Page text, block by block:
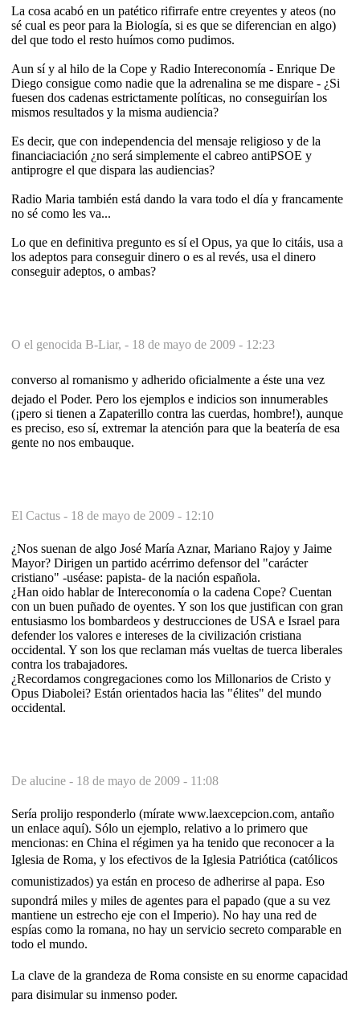
La cosa acabó en un patético rifirrafe entre creyentes y ateos (no
sé cual es peor para la Biología, si es que se diferencian en algo)
del que todo el resto huímos como pudimos.
Aun sí y al hilo de la Cope y Radio Intereconomía - Enrique De
Diego consigue como nadie que la adrenalina se me dispare - ¿Si
fuesen dos cadenas estrictamente políticas, no conseguirían los
mismos resultados y la misma audiencia?
Es decir, que con independencia del mensaje religioso y de la
financiaciación ¿no será simplemente el cabreo antiPSOE y
antiprogre el que dispara las audiencias?
Radio Maria también está dando la vara todo el día y francamente
no sé como les va...
Lo que en definitiva pregunto es sí el Opus, ya que lo citáis, usa a
los adeptos para conseguir dinero o es al revés, usa el dinero
conseguir adeptos, o ambas?
O el genocida B-Liar, - 18 de mayo de 2009 - 12:23
converso al romanismo y adherido oficialmente a éste una vez
dejado el Poder. Pero los ejemplos e indicios son innumerables
(¡pero si tienen a Zapaterillo contra las cuerdas, hombre!), aunque
es preciso, eso sí, extremar la atención para que la beatería de esa
gente no nos embauque.
El Cactus - 18 de mayo de 2009 - 12:10
¿Nos suenan de algo José María Aznar, Mariano Rajoy y Jaime
Mayor? Dirigen un partido acérrimo defensor del "carácter
cristiano" -uséase: papista- de la nación española.
¿Han oido hablar de Intereconomía o la cadena Cope? Cuentan
con un buen puñado de oyentes. Y son los que justifican con gran
entusiasmo los bombardeos y destrucciones de USA e Israel para
defender los valores e intereses de la civilización cristiana
occidental. Y son los que reclaman más vueltas de tuerca liberales
contra los trabajadores.
¿Recordamos congregaciones como los Millonarios de Cristo y
Opus Diabolei? Están orientados hacia las "élites" del mundo
occidental.
De alucine - 18 de mayo de 2009 - 11:08
Sería prolijo responderlo (mírate www.laexcepcion.com, antaño
un enlace aquí). Sólo un ejemplo, relativo a lo primero que
mencionas: en China el régimen ya ha tenido que reconocer a la
Iglesia de Roma, y los efectivos de la Iglesia Patriótica (católicos
comunistizados) ya están en proceso de adherirse al papa. Eso
supondrá miles y miles de agentes para el papado (que a su vez
mantiene un estrecho eje con el Imperio). No hay una red de
espías como la romana, no hay un servicio secreto comparable en
todo el mundo.
La clave de la grandeza de Roma consiste en su enorme capacidad
para disimular su inmenso poder.